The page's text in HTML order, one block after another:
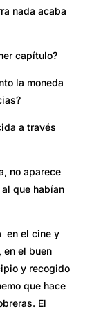
nada acaba
capítulo?
la moneda
a través
no aparece
que habían
en el cine y
en el buen
y recogido
que hace
El